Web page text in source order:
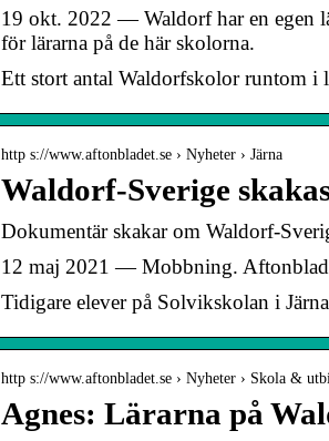
19 okt. 2022 — Waldorf har en egen
för lärarna på de här skolorna.
Ett stort antal Waldorfskolor runtom i
http s://www.aftonbladet.se › Nyheter › Järna
Waldorf-Sverige
Dokumentär skakar om Waldorf-
12 maj 2021 — Mobbning.
Tidigare elever på Solvikskolan i
http s://www.aftonbladet.se › Nyheter › Skola &
Agnes: Lärarna på